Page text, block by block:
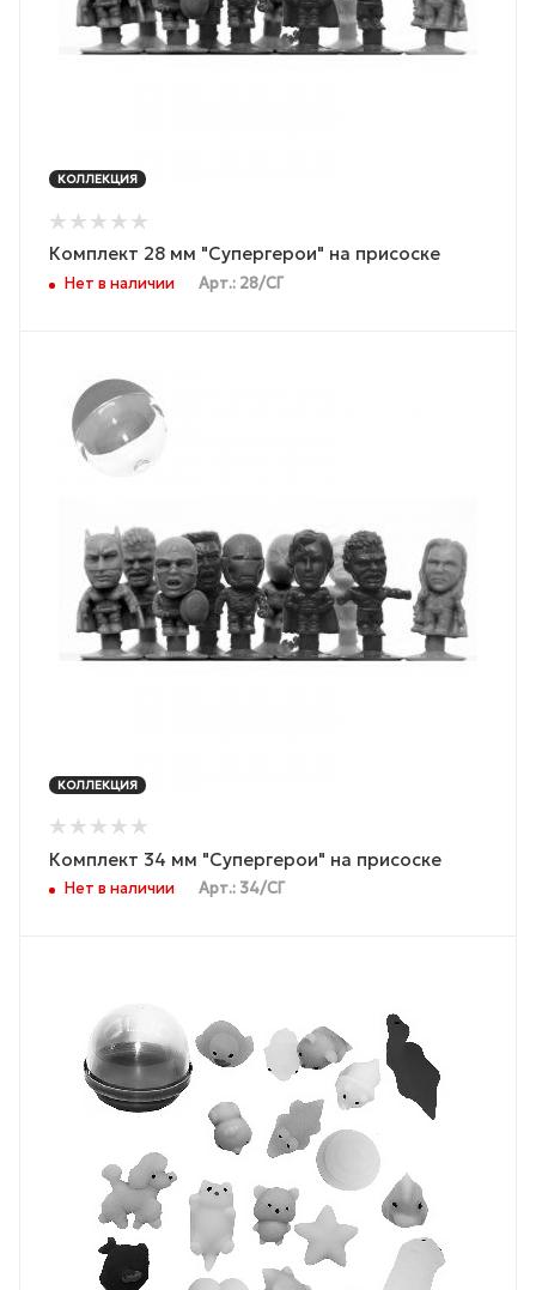
КОЛЛЕКЦИЯ
Комплект 28 мм "Супергерои" на присоске
Нет в наличии Арт.: 28/СГ
КОЛЛЕКЦИЯ
Комплект 34 мм "Супергерои" на присоске
Нет в наличии Арт.: 34/СГ